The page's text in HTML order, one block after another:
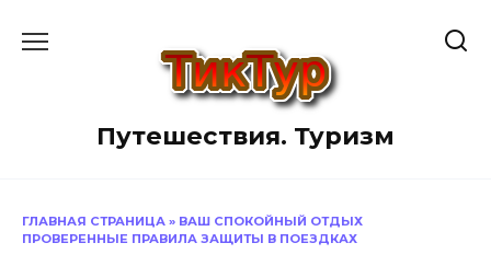
Путешествия. Туризм
ГЛАВНАЯ СТРАНИЦА » ВАШ СПОКОЙНЫЙ ОТДЫХ
ПРОВЕРЕННЫЕ ПРАВИЛА ЗАЩИТЫ В ПОЕЗДКАХ